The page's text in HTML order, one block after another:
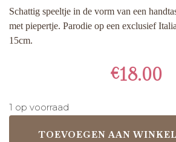
Schattig speeltje in de vorm van een
met piepertje. Parodie op een exclusief
15cm.
€18.00
1 op voorraad
TOEVOEGEN AAN